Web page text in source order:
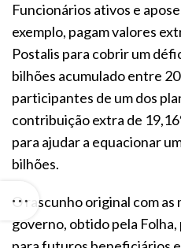
Funcionários ativos e
exemplo, pagam valores
Postalis para cobrir um
bilhões acumulado entre
participantes de um dos
contribuição extra de
para ajudar a equacionar
bilhões.
O rascunho original com
governo, obtido pela